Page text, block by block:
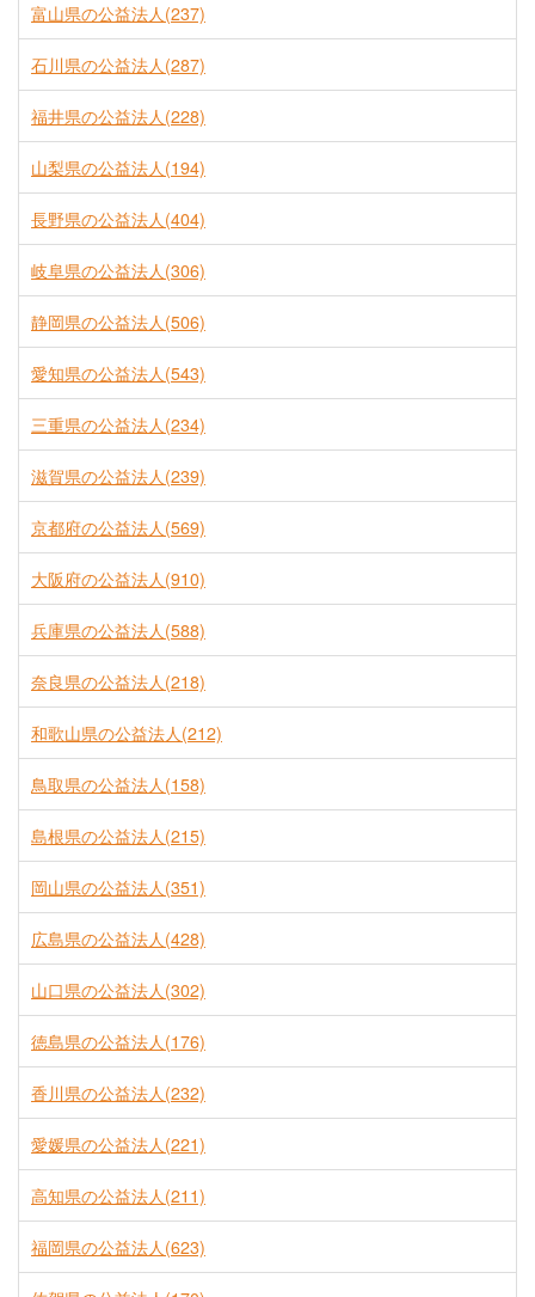
富山県の公益法人(237)
石川県の公益法人(287)
福井県の公益法人(228)
山梨県の公益法人(194)
長野県の公益法人(404)
岐阜県の公益法人(306)
静岡県の公益法人(506)
愛知県の公益法人(543)
三重県の公益法人(234)
滋賀県の公益法人(239)
京都府の公益法人(569)
大阪府の公益法人(910)
兵庫県の公益法人(588)
奈良県の公益法人(218)
和歌山県の公益法人(212)
鳥取県の公益法人(158)
島根県の公益法人(215)
岡山県の公益法人(351)
広島県の公益法人(428)
山口県の公益法人(302)
徳島県の公益法人(176)
香川県の公益法人(232)
愛媛県の公益法人(221)
高知県の公益法人(211)
福岡県の公益法人(623)